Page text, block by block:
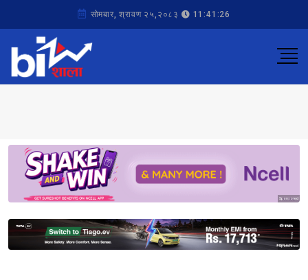
सोमबार, श्रावण २५,२०८३ 11:41:26
Sponsored
Sponsored